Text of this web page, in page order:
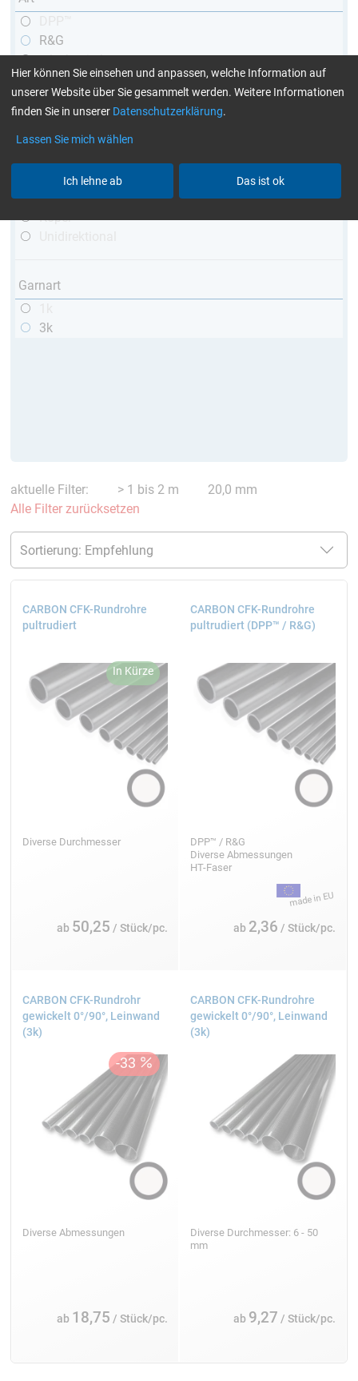
R&G
teleskopierbar
konisch
matt
hochglänzend
mit Gewinde
Leinwand
Köper
Garnart
3k
aktuelle Filter: > 1 bis 2 m
20,0 mm
Alle Filter zurücksetzen
CARBON CFK-Rundrohre
pultrudiert
Diverse Durchmesser
ab 50,25 / Stück/pc.
CARBON CFK-Rundrohre
pultrudiert (DPP™ / R&G)
DPP™ / R&G
Diverse Abmessungen
HT-Faser
ab 2,36 / Stück/pc.
CARBON CFK-Rundrohr
gewickelt 0°/90°, Leinwand
(3k)
Diverse Abmessungen
ab 18,75 / Stück/pc.
CARBON CFK-Rundrohre
gewickelt 0°/90°, Leinwand
(3k)
Diverse Durchmesser: 6 - 50
mm
ab 9,27 / Stück/pc.
Hier können Sie einsehen und anpassen, welche Information auf
unserer Website über Sie gesammelt werden. Weitere Informationen
finden Sie in unserer Datenschutzerklärung.
Lassen Sie mich wählen
Ich lehne ab Das ist ok